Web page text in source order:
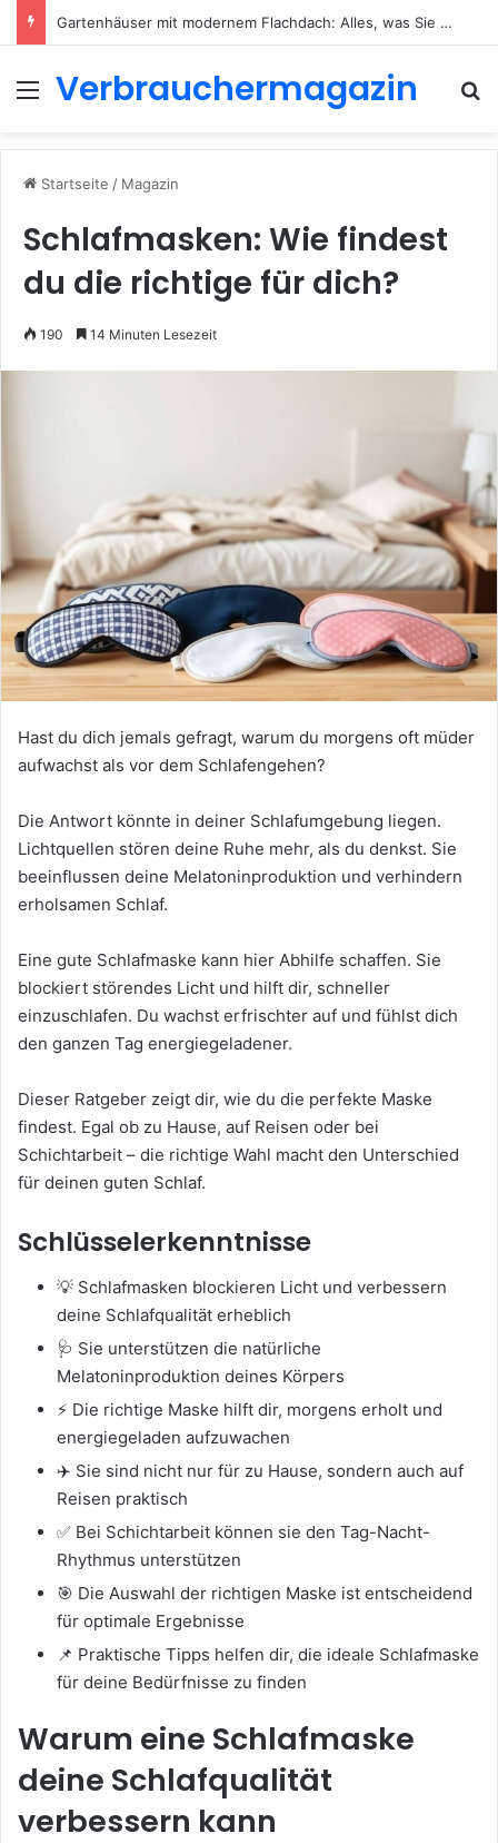
Gartenhäuser mit modernem Flachdach: Alles, was Sie 2026 wissen müssen
Menü
Verbrauchermagazin
Startseite / Magazin
Schlafmasken: Wie findest
du die richtige für dich?
190 14 Minuten Lesezeit
Hast du dich jemals gefragt, warum du morgens oft müder
aufwachst als vor dem Schlafengehen?
Die Antwort könnte in deiner Schlafumgebung liegen.
Lichtquellen stören deine Ruhe mehr, als du denkst. Sie
beeinflussen deine Melatoninproduktion und verhindern
erholsamen Schlaf.
Eine gute Schlafmaske kann hier Abhilfe schaffen. Sie
blockiert störendes Licht und hilft dir, schneller
einzuschlafen. Du wachst erfrischter auf und fühlst dich
den ganzen Tag energiegeladener.
Dieser Ratgeber zeigt dir, wie du die perfekte Maske
findest. Egal ob zu Hause, auf Reisen oder bei
Schichtarbeit – die richtige Wahl macht den Unterschied
für deinen guten Schlaf.
Schlüsselerkenntnisse
💡 Schlafmasken blockieren Licht und verbessern
deine Schlafqualität erheblich
🩺 Sie unterstützen die natürliche
Melatoninproduktion deines Körpers
⚡ Die richtige Maske hilft dir, morgens erholt und
energiegeladen aufzuwachen
✈️ Sie sind nicht nur für zu Hause, sondern auch auf
Reisen praktisch
✅ Bei Schichtarbeit können sie den Tag-Nacht-
Rhythmus unterstützen
🎯 Die Auswahl der richtigen Maske ist entscheidend
für optimale Ergebnisse
📌 Praktische Tipps helfen dir, die ideale Schlafmaske
für deine Bedürfnisse zu finden
Warum eine Schlafmaske
deine Schlafqualität
verbessern kann